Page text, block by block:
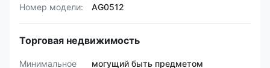
Номер модели:
AG0512
Торговая недвижимость
Минимальное
могущий быть предметом